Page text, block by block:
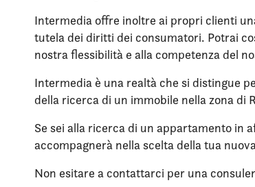
Intermedia offre inoltre ai propri clienti
tutela dei diritti dei consumatori. Potrai
nostra flessibilità e alla competenza del
Intermedia è una realtà che si distingue
della ricerca di un immobile nella zona di
Se sei alla ricerca di un appartamento in
accompagnerà nella scelta della tua
Non esitare a contattarci per una